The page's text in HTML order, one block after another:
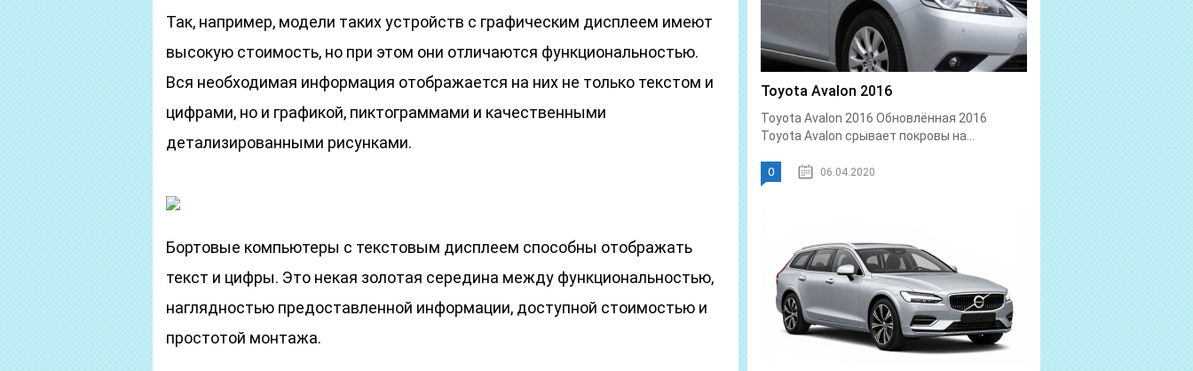
Так, например, модели таких устройств с графическим дисплеем имеют
высокую стоимость, но при этом они отличаются функциональностью.
Вся необходимая информация отображается на них не только текстом и
цифрами, но и графикой, пиктограммами и качественными
детализированными рисунками.
Бортовые компьютеры с текстовым дисплеем способны отображать
текст и цифры. Это некая золотая середина между функциональностью,
наглядностью предоставленной информации, доступной стоимостью и
простотой монтажа.
Toyota Avalon 2016
Toyota Avalon 2016 Обновлённая 2016
Toyota Avalon срывает покровы на...
0 06.04.2020